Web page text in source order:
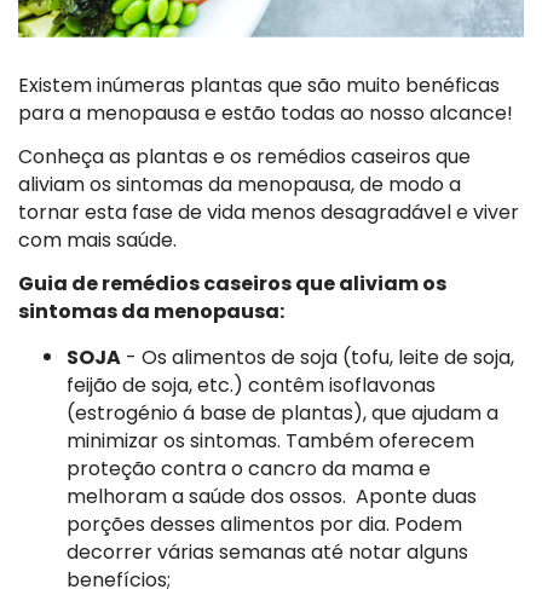
Existem inúmeras plantas que são muito benéficas
para a menopausa e estão todas ao nosso alcance!
Conheça as plantas e os remédios caseiros que
aliviam os sintomas da menopausa, de modo a
tornar esta fase de vida menos desagradável e viver
com mais saúde.
Guia de remédios caseiros que aliviam os
sintomas da menopausa:
SOJA - Os alimentos de soja (tofu, leite de soja,
feijão de soja, etc.) contêm isoflavonas
(estrogénio á base de plantas), que ajudam a
minimizar os sintomas. Também oferecem
proteção contra o cancro da mama e
melhoram a saúde dos ossos. Aponte duas
porções desses alimentos por dia. Podem
decorrer várias semanas até notar alguns
benefícios;